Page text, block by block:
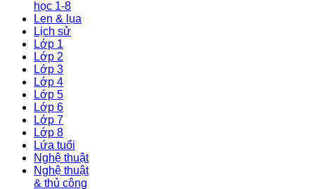
học 1-8
Len & lụa
Lịch sử
Lớp 1
Lớp 2
Lớp 3
Lớp 4
Lớp 5
Lớp 6
Lớp 7
Lớp 8
Lứa tuổi
Nghệ thuật
Nghệ thuật
& thủ công